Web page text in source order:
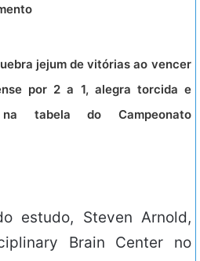
jejum de vitórias ao vencer
por 2 a 1, alegra torcida e
tabela do Campeonato
estudo, Steven Arnold,
Brain Center no